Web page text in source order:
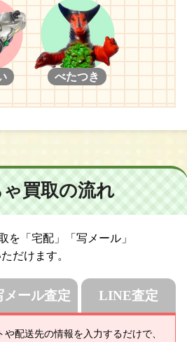
限定 ブラックベリーブッシュ/ネオ
ュートアンドキュリアス/ネオブライ
ー/ネオブライス CWC限定 おでかけ
ジェリカイヴ/ネオブライス エンチャ
ーベスト/ネオブライス CWC限定 プ
ライス セイブジアニマルズ/ネオブラ
リーピーチ/ネオブライス マイベスト
オブライス テーラーギブソン/ネオブ
メットツアー/ネオブライス プリマド
ーブリー/ネオブライス フィールザ
限定 プリマドーリーメロン
べたつき
買取の流れ
を「宅配」「写メール」
だけます。
配送先の情報を入力するだけで、
メール査定 LINE査定